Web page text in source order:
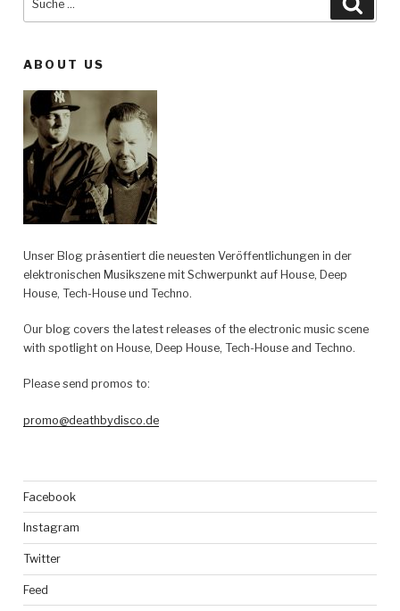
ABOUT US
Unser Blog präsentiert die neuesten Veröffentlichungen in der
elektronischen Musikszene mit Schwerpunkt auf House, Deep
House, Tech-House und Techno.
Our blog covers the latest releases of the electronic music scene
with spotlight on House, Deep House, Tech-House and Techno.
Please send promos to:
promo@deathbydisco.de
Facebook
Instagram
Twitter
Feed